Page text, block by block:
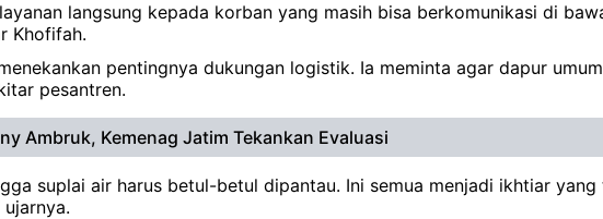
langsung kepada korban yang masih bisa berkomunikasi di
Khofifah.
pentingnya dukungan logistik. Ia meminta agar dapur
pesantren.
Ambruk, Kemenag Jatim Tekankan Evaluasi
suplai air harus betul-betul dipantau. Ini semua menjadi ikhtiar